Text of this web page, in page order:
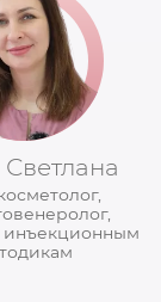
инъекционным